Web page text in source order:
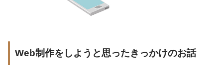
Web制作をしようと思ったきっかけのお話